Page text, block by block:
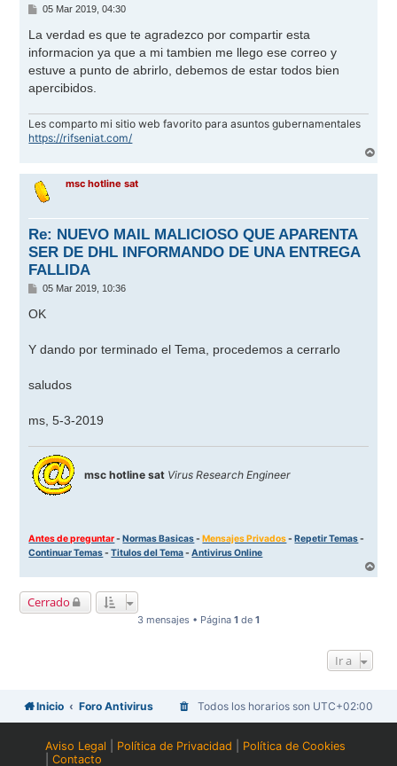
M
n
a
j
e
05 Mar 2019, 04:30
La verdad es que te agradezco por compartir esta
informacion ya que a mi tambien me llego ese correo y
estuve a punto de abrirlo, debemos de estar todos bien
apercibidos.
Les comparto mi sitio web favorito para asuntos gubernamentales
https://rifseniat.com/
r
msc hotline sat
Re: NUEVO MAIL MALICIOSO QUE APARENTA
SER DE DHL INFORMANDO DE UNA ENTREGA
FALLIDA
M
n
e
05 Mar 2019, 10:36
OK
Y dando por terminado el Tema, procedemos a cerrarlo
saludos
ms, 5-3-2019
msc hotline sat Virus Research Engineer
Antes de preguntar-Normas Basicas-Mensajes Privados-Repetir Temas-
Continuar Temas-Titulos del Tema-Antivirus Online
r
Cerrado
3 mensajes • Página 1 de 1
Ir a
Inicio Foro Antivirus Todos los horarios son UTC+02:00
Aviso Legal Política de Privacidad
Política de Cookies
|Contacto